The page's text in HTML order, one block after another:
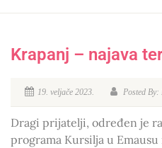
Krapanj – najava
19. veljače 2023. Posted
Dragi prijatelji, određen je
programa Kursilja u